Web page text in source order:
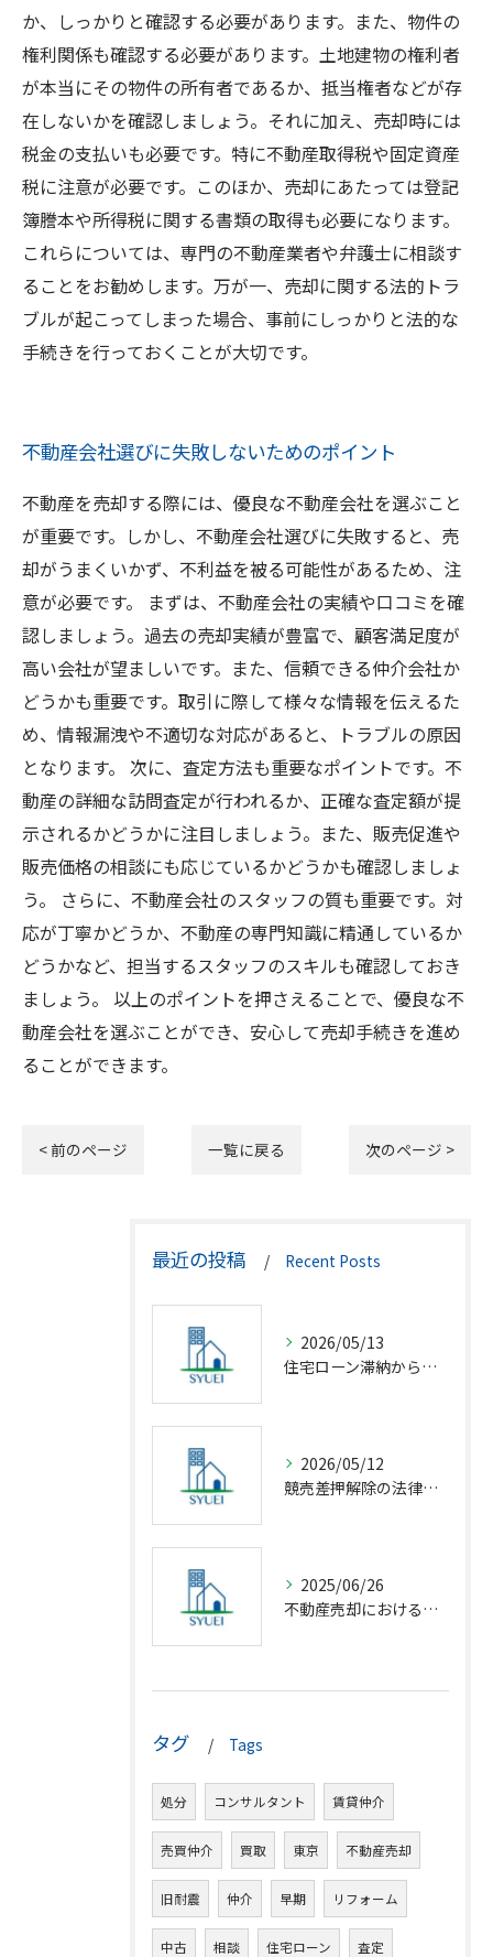
か、しっかりと確認する必要があります。また、物件の
権利関係も確認する必要があります。土地建物の権利者
が本当にその物件の所有者であるか、抵当権者などが存
在しないかを確認しましょう。それに加え、売却時には
税金の支払いも必要です。特に不動産取得税や固定資産
税に注意が必要です。このほか、売却にあたっては登記
簿謄本や所得税に関する書類の取得も必要になります。
これらについては、専門の不動産業者や弁護士に相談す
ることをお勧めします。万が一、売却に関する法的トラ
ブルが起こってしまった場合、事前にしっかりと法的な
手続きを行っておくことが大切です。
不動産会社選びに失敗しないためのポイント
不動産を売却する際には、優良な不動産会社を選ぶこと
が重要です。しかし、不動産会社選びに失敗すると、売
却がうまくいかず、不利益を被る可能性があるため、注
意が必要です。 まずは、不動産会社の実績や口コミを確
認しましょう。過去の売却実績が豊富で、顧客満足度が
高い会社が望ましいです。また、信頼できる仲介会社か
どうかも重要です。取引に際して様々な情報を伝えるた
め、情報漏洩や不適切な対応があると、トラブルの原因
となります。 次に、査定方法も重要なポイントです。不
動産の詳細な訪問査定が行われるか、正確な査定額が提
示されるかどうかに注目しましょう。また、販売促進や
販売価格の相談にも応じているかどうかも確認しましょ
う。 さらに、不動産会社のスタッフの質も重要です。対
応が丁寧かどうか、不動産の専門知識に精通しているか
どうかなど、担当するスタッフのスキルも確認しておき
ましょう。 以上のポイントを押さえることで、優良な不
動産会社を選ぶことができ、安心して売却手続きを進め
ることができます。
< 前のページ 一覧に戻る 次のページ >
最近の投稿 Recent Posts
2026/05/13
住宅ローン滞納から競売回避の解決策
2026/05/12
競売差押解除の法律相談完全解説
2025/06/26
不動産売却における仲介の基礎知識
タグ Tags
処分 コンサルタント 賃貸仲介
売買仲介 買取 東京 不動産売却
旧耐震 仲介 早期 リフォーム
中古 相談 住宅ローン 査定